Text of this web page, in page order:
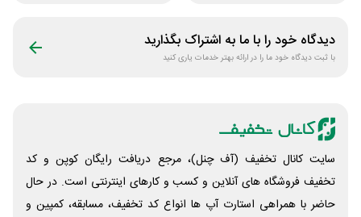
دیدگاه خود را با ما به اشتراک بگذارید
با ثبت دیدگاه خود ما را در ارائه بهتر خدمات یاری کنید
سایت کانال تخفیف (آف چنل)، مرجع دریافت رایگان کوپن و کد
تخفیف فروشگاه های آنلاین و کسب و‌ کارهای اینترنتی است. در حال
حاضر با همراهی استارت آپ ها انواع کد تخفیف، مسابقه، کمپین و